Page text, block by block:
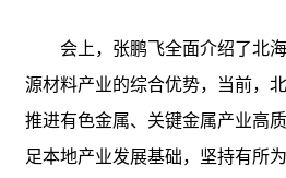
会上，张鹏飞全面介绍了北
源材料产业的综合优势，当前，
推进有色金属、关键金属产业高
足本地产业发展基础，坚持有所